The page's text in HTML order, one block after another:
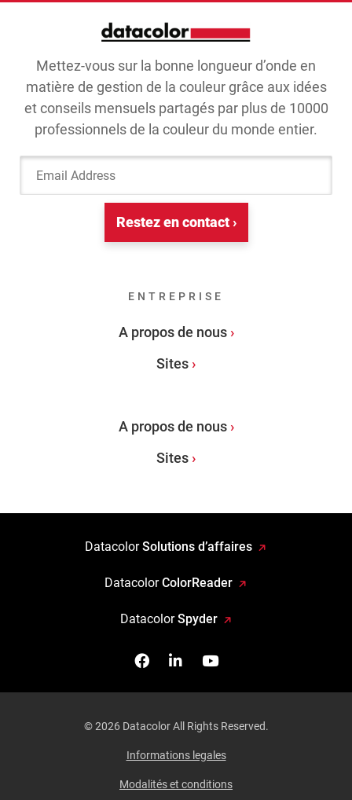
Mettez-vous sur la bonne longueur d’onde en
matière de gestion de la couleur grâce aux idées
et conseils mensuels partagés par plus de 10000
professionnels de la couleur du monde entier.
Email Address
Restez en contact ›
ENTREPRISE
A propos de nous
Sites
A propos de nous
Sites
DatacolorSolutions d’affaires
DatacolorColorReader
DatacolorSpyder
FacebookFollow us on Linkedin
Watch us on
© 2026 Datacolor All Rights Reserved.
Informations legales
Modalités et conditions